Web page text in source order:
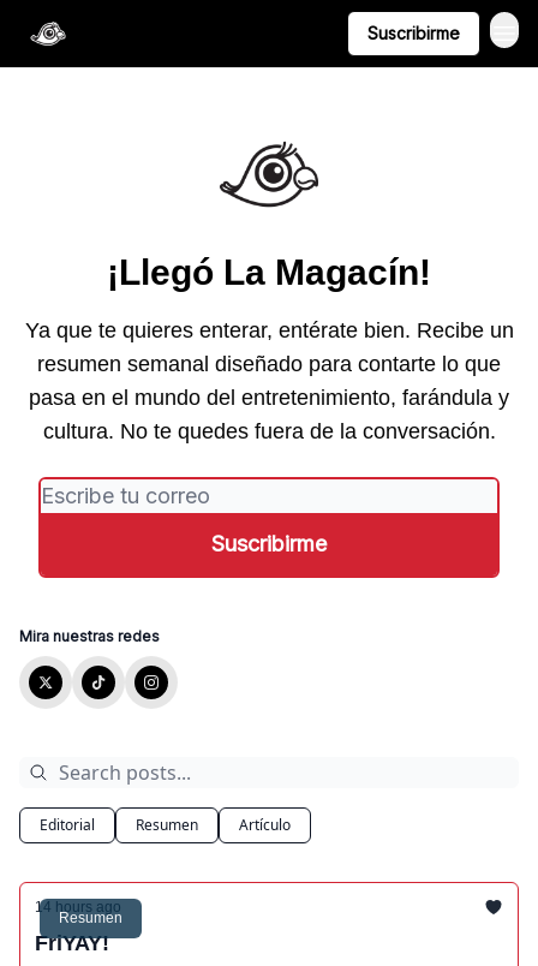
Suscribirme
¡Llegó La Magacín!
Ya que te quieres enterar, entérate bien. Recibe un
resumen semanal diseñado para contarte lo que
pasa en el mundo del entretenimiento, farándula y
cultura. No te quedes fuera de la conversación.
Mira nuestras redes
Editorial Resumen Artículo
Resumen
14 hours ago
FriYAY!